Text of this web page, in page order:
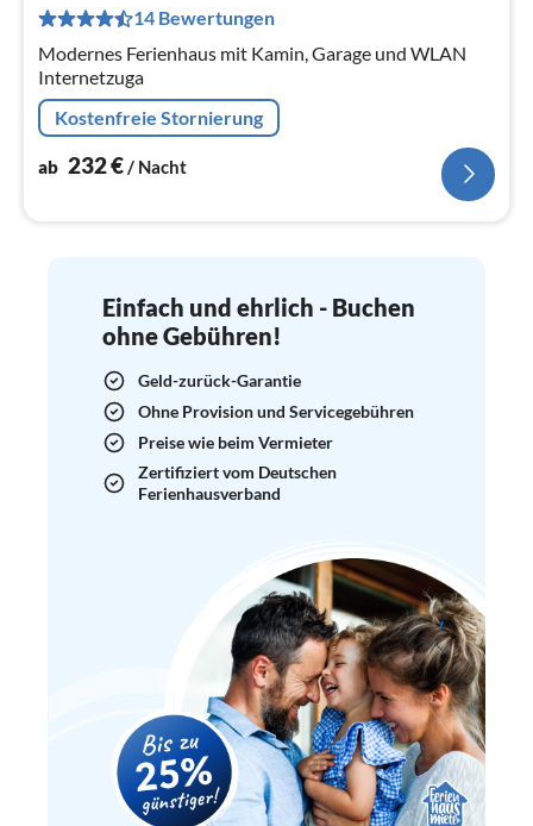
14 Bewertungen
Modernes Ferienhaus mit Kamin, Garage und WLAN
Internetzuga
Kostenfreie Stornierung
ab 232€/ Nacht
Einfach und ehrlich - Buchen
ohne Gebühren!
Geld-zurück-Garantie
Ohne Provision und Servicegebühren
Preise wie beim Vermieter
Zertifiziert vom Deutschen
Ferienhausverband